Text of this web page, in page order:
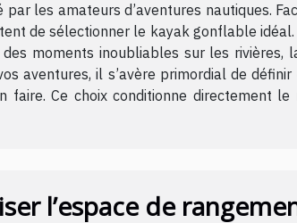
par les amateurs d’aventures nautiques.
de sélectionner le kayak gonflable
moments inoubliables sur les rivières,
aventures, il s’avère primordial de
faire. Ce choix conditionne directement
l’espace de